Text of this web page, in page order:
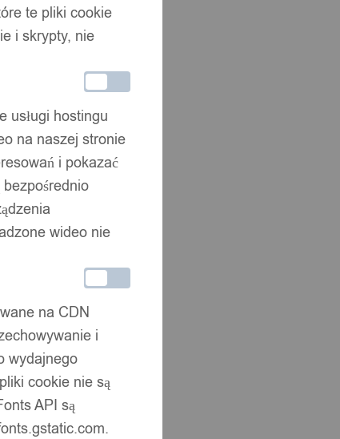
te pliki cookie
i skrypty, nie
usługi hostingu
na naszej stronie
i pokazać
wideo nie
na CDN
i
wydajnego
cookie nie są
API są